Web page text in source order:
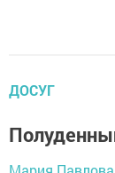
ДОСУГ